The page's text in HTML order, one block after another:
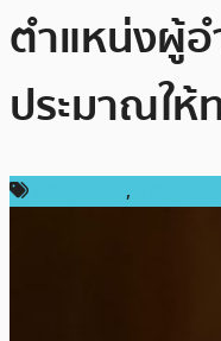
ตำแหน่งผู้
ประมาณให้
,